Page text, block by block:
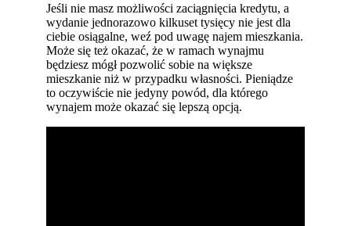
Jeśli nie masz możliwości zaciągnięcia kredytu, a
wydanie jednorazowo kilkuset tysięcy nie jest dla
ciebie osiągalne, weź pod uwagę najem mieszkania.
Może się też okazać, że w ramach wynajmu
będziesz mógł pozwolić sobie na większe
mieszkanie niż w przypadku własności. Pieniądze
to oczywiście nie jedyny powód, dla którego
wynajem może okazać się lepszą opcją.